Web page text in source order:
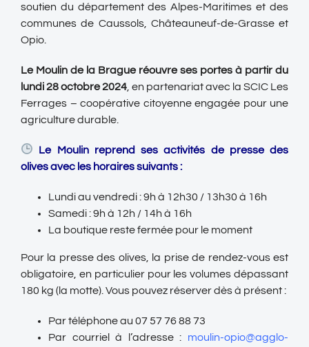
soutien du département des Alpes-Maritimes et des
communes de Caussols, Châteauneuf-de-Grasse et
Opio.
Le Moulin de la Brague réouvre ses portes à partir du
lundi 28 octobre 2024 , en partenariat avec la SCIC Les
Ferrages – coopérative citoyenne engagée pour une
agriculture durable.
Le Moulin reprend ses activités de presse des
olives avec les horaires suivants :
Lundi au vendredi : 9h à 12h30 / 13h30 à 16h
Samedi : 9h à 12h / 14h à 16h
La boutique reste fermée pour le moment
Pour la presse des olives, la prise de rendez-vous est
obligatoire, en particulier pour les volumes dépassant
180 kg (la motte). Vous pouvez réserver dès à présent :
Par téléphone au 07 57 76 88 73
Par courriel à l’adresse : moulin-opio@agglo-